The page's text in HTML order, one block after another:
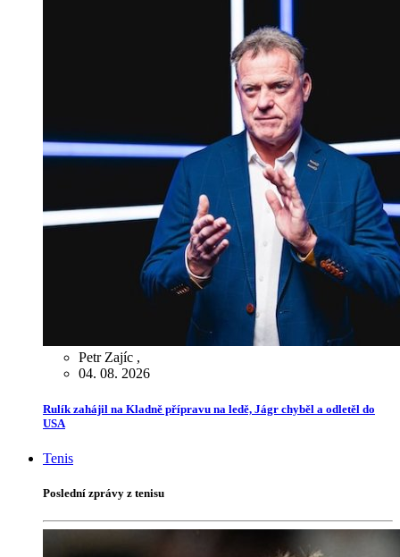
Petr Zajíc ,
04. 08. 2026
Rulík zahájil na Kladně přípravu na ledě, Jágr chyběl a odletěl do
USA
Tenis
Poslední zprávy z tenisu